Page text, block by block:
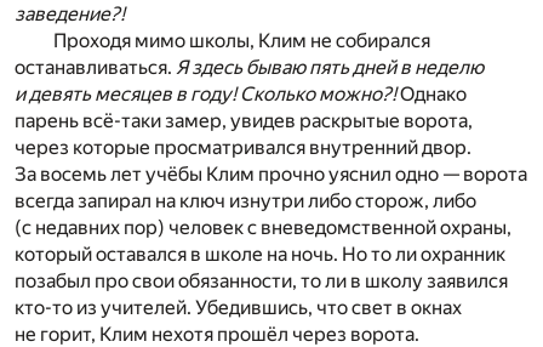
заведение?!
Проходя мимо школы, Клим не собирался
останавливаться. Я здесь бываю пять дней в неделю
и девять месяцев в году! Сколько можно?!Однако
парень всё-таки замер, увидев раскрытые ворота,
через которые просматривался внутренний двор.
За восемь лет учёбы Клим прочно уяснил одно — ворота
всегда запирал на ключ изнутри либо сторож, либо
(с недавних пор) человек с вневедомственной охраны,
который оставался в школе на ночь. Но то ли охранник
позабыл про свои обязанности, то ли в школу заявился
кто-то из учителей. Убедившись, что свет в окнах
не горит, Клим нехотя прошёл через ворота.